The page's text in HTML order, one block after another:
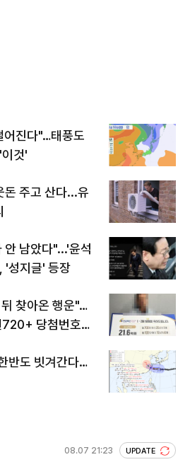
어진다"…태풍도
것'
돈 주고 산다...유
안 남았다"...'윤석
'성지글' 등장
찾아온 행운"…
당첨번호조
반도 빗겨간다…
08.07 21:23 UPDATE